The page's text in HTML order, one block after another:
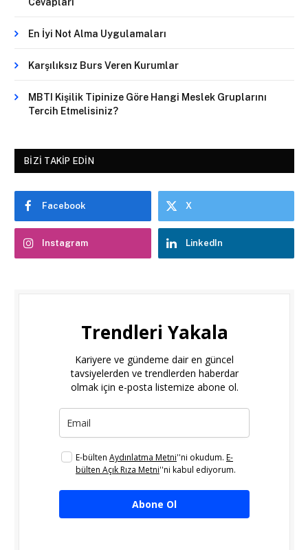
En İyi Not Alma Uygulamaları
Karşılıksız Burs Veren Kurumlar
MBTI Kişilik Tipinize Göre Hangi Meslek Gruplarını
Tercih Etmelisiniz?
BIZI TAKIP EDIN
Facebook X
Instagram LinkedIn
Trendleri Yakala
Kariyere ve gündeme dair en güncel
tavsiyelerden ve trendlerden haberdar
olmak için e-posta listemize abone ol.
E-bülten Aydınlatma Metni''ni okudum. E-
bülten Açık Rıza Metni''ni kabul ediyorum.
Abone Ol